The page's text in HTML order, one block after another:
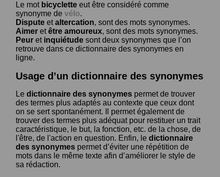
Le mot bicyclette eut être considéré comme
synonyme de vélo.
Dispute etaltercation, sont des mots synonymes.
Aimer etêtre amoureux, sont des mots synonymes.
Peur et inquiétude sont deux synonymes que l’on
retrouve dans ce dictionnaire des synonymes en
ligne.
Usage d’un dictionnaire des synonymes
Le dictionnaire des synonymes permet de trouver
des termes plus adaptés au contexte que ceux dont
on se sert spontanément. Il permet également de
trouver des termes plus adéquat pour restituer un trait
caractéristique, le but, la fonction, etc. de la chose, de
l'être, de l'action en question. Enfin, le dictionnaire
des synonymes permet d’éviter une répétition de
mots dans le même texte afin d’améliorer le style de
sa rédaction.